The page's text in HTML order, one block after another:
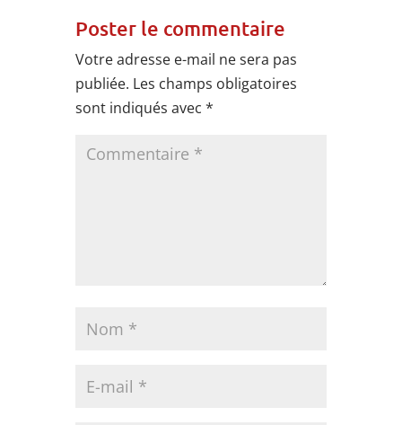
Poster le commentaire
Votre adresse e-mail ne sera pas
publiée. Les champs obligatoires
sont indiqués avec *